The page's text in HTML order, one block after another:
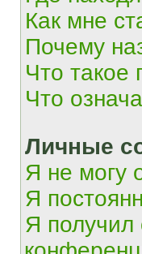
Как мне
Почему
Что такое
Что
Личные
Я не могу
Я
Я получил